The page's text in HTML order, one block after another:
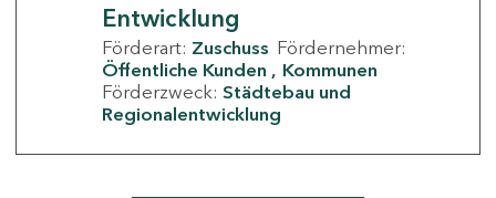
Entwicklung
Förderart: Zuschuss Fördernehmer:
Öffentliche Kunden
Kommunen
Förderzweck: Städtebau und
Regionalentwicklung